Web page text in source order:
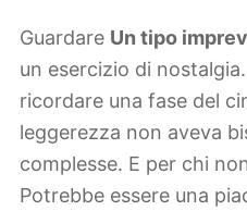
Guardare Un tipo
un esercizio di
ricordare una fase del
leggerezza non aveva
complesse. E per chi
Potrebbe essere una